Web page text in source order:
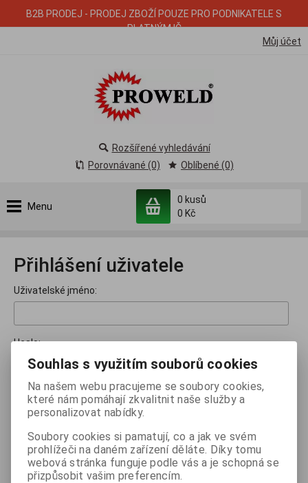
B2B PRODEJ - PRODEJ ZBOŽÍ POUZE PRO PODNIKATELE S
PLATNÝM IČ
Můj účet
Menu
0 kusů
0 Kč
Rozšířené vyhledávání
Porovnávané (0)
Oblíbené (0)
Přihlášení uživatele
Uživatelské jméno:
Heslo:
Zapomněl(a) jsem heslo
Přihlásit
Nemáte ještě účet?Nová registrace
Souhlas s využitím souborů cookies
Na našem webu pracujeme se soubory cookies,
které nám pomáhají zkvalitnit naše služby a
personalizovat nabídky.
Soubory cookies si pamatují, co a jak ve svém
prohlížeči na daném zařízení děláte. Díky tomu
webová stránka funguje podle vás a je schopná se
přizpůsobit vašim preferencím.